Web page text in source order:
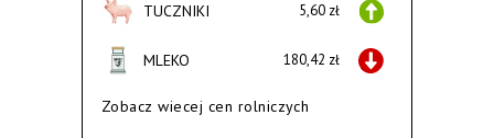
TUCZNIKI 5,60 zł
MLEKO 180,42 zł
Zobacz wiecej cen rolniczych